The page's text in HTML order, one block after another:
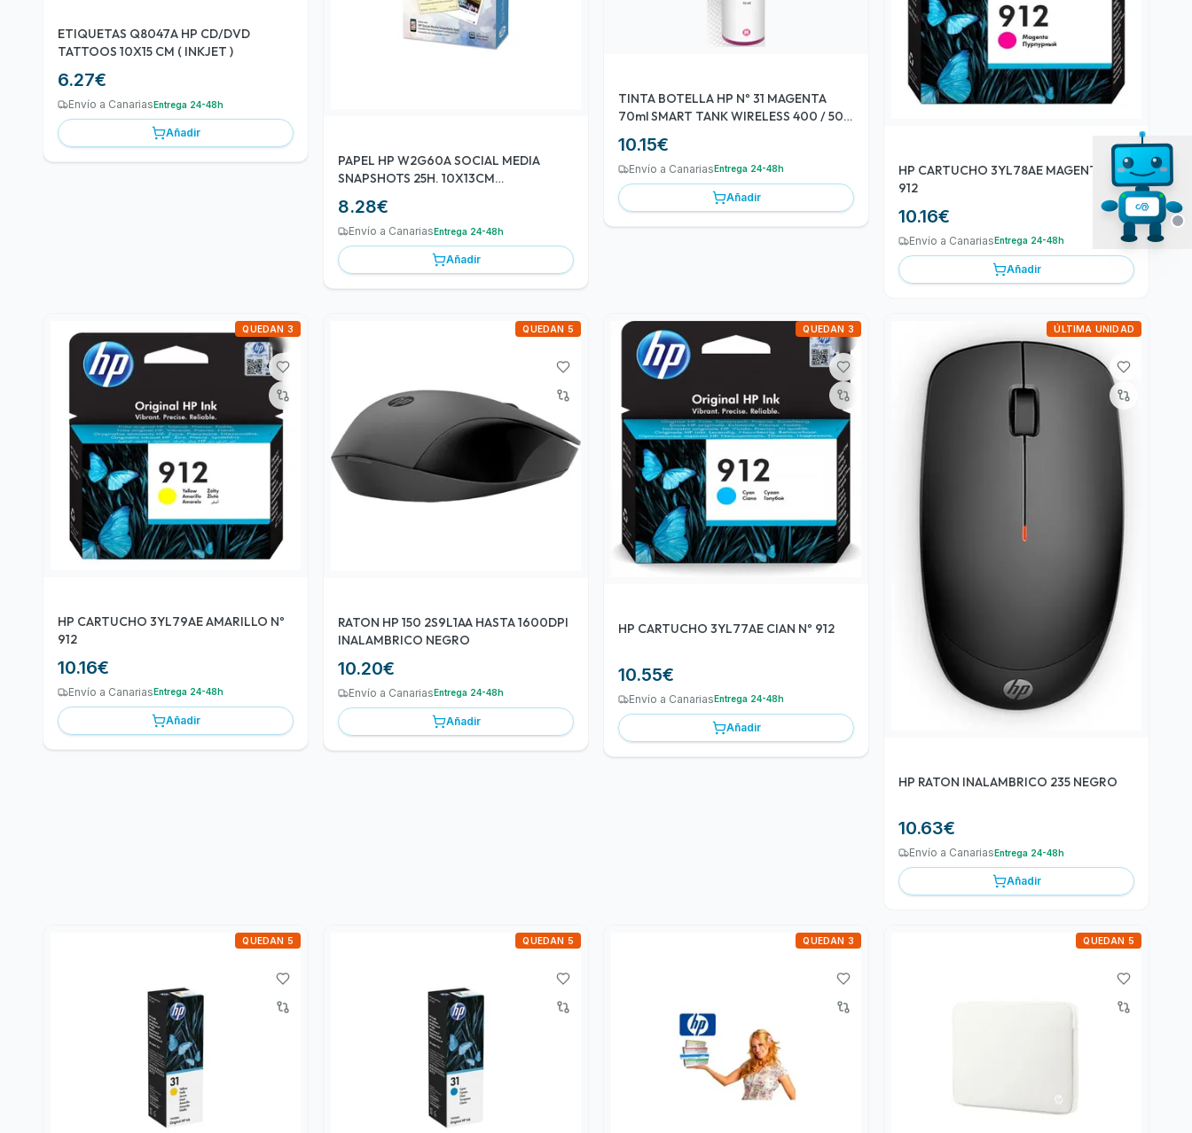
ETIQUETAS Q8047A HP CD/DVD
TATTOOS 10X15 CM ( INKJET )
6.27€
Envío a CanariasEntrega 24-48h
Añadir
PAPEL HP W2G60A SOCIAL MEDIA
SNAPSHOTS 25H. 10X13CM
8.28€
Envío a CanariasEntrega 24-48h
Añadir
TINTA BOTELLA HP Nº 31 MAGENTA
70ml SMART TANK WIRELESS 400 / 500
10.15€
Envío a CanariasEntrega 24-48h
Añadir
HP CARTUCHO 3YL78AE MAGENTA Nº
912
10.16€
Envío a CanariasEntrega 24-48h
Añadir
HP CARTUCHO 3YL79AE AMARILLO Nº
912
10.16€
QUEDAN 3
Envío a CanariasEntrega 24-48h
Añadir
RATON HP 150 2S9L1AA HASTA 1600DPI
INALAMBRICO NEGRO
10.20€
QUEDAN 5
Envío a CanariasEntrega 24-48h
Añadir
HP CARTUCHO 3YL77AE CIAN Nº 912
10.55€
QUEDAN 3
Envío a CanariasEntrega 24-48h
Añadir
HP RATON INALAMBRICO 235 NEGRO
10.63€
ÚLTIMA UNIDAD
Envío a CanariasEntrega 24-48h
Añadir
QUEDAN 5 QUEDAN 5 QUEDAN 3 QUEDAN 5